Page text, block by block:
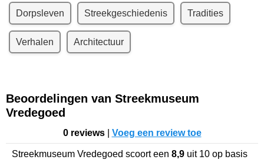
Dorpsleven Streekgeschiedenis Tradities
Verhalen Architectuur
Beoordelingen van Streekmuseum
Vredegoed
0 reviews| Voeg een review toe
Streekmuseum Vredegoed scoort een 8,9 uit 10 op basis